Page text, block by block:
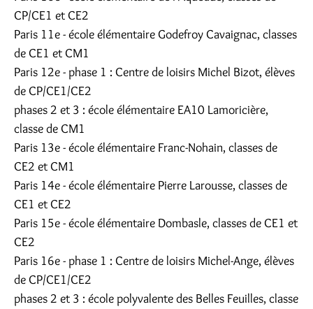
CP/CE1 et CE2
Paris 11e - école élémentaire Godefroy Cavaignac, classes
de CE1 et CM1
Paris 12e - phase 1 : Centre de loisirs Michel Bizot, élèves
de CP/CE1/CE2
phases 2 et 3 : école élémentaire EA10 Lamoricière,
classe de CM1
Paris 13e - école élémentaire Franc-Nohain, classes de
CE2 et CM1
Paris 14e - école élémentaire Pierre Larousse, classes de
CE1 et CE2
Paris 15e - école élémentaire Dombasle, classes de CE1 et
CE2
Paris 16e - phase 1 : Centre de loisirs Michel-Ange, élèves
de CP/CE1/CE2
phases 2 et 3 : école polyvalente des Belles Feuilles, classe